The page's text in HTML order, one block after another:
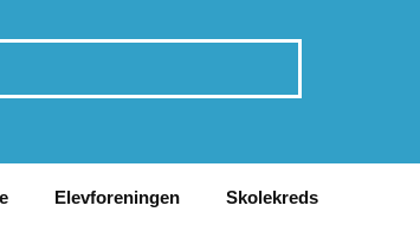
Elevforeningen Skolekreds